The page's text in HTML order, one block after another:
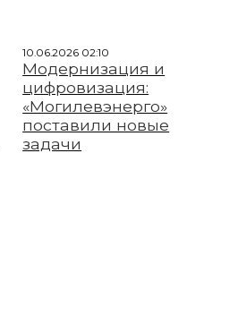
10.06.2026 02:10
Модернизация и
цифровизация:
«Могилевэнерго»
поставили новые
задачи